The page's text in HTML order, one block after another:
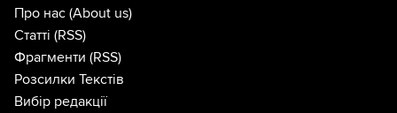
Про нас (About us)
Статті (RSS)
Фрагменти (RSS)
Розсилки Текстів
Вибір редакції